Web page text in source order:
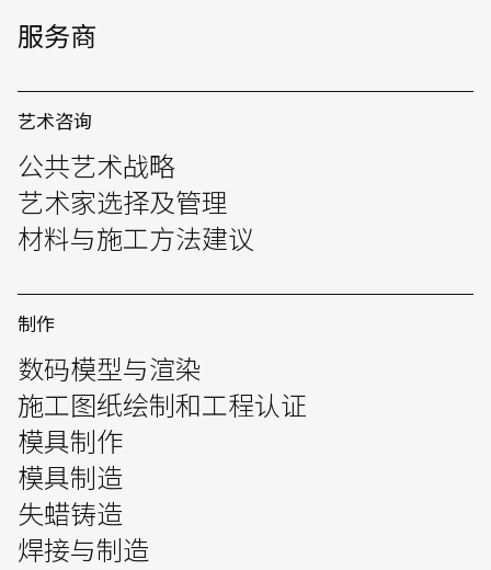
服务商
艺术咨询
公共艺术战略
艺术家选择及管理
材料与施工方法建议
制作
数码模型与渲染
施工图纸绘制和工程认证
模具制作
模具制造
失蜡铸造
焊接与制造